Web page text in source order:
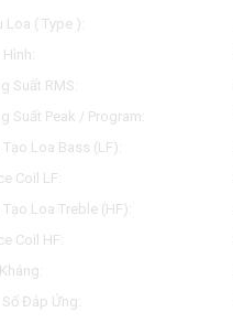
Loa ( Type ):
Hình:
Suất RMS:
Suất Peak / Program:
Tạo Loa Bass (LF):
Coil LF:
Tạo Loa Treble (HF):
Coil HF:
Số Đáp Ứng: